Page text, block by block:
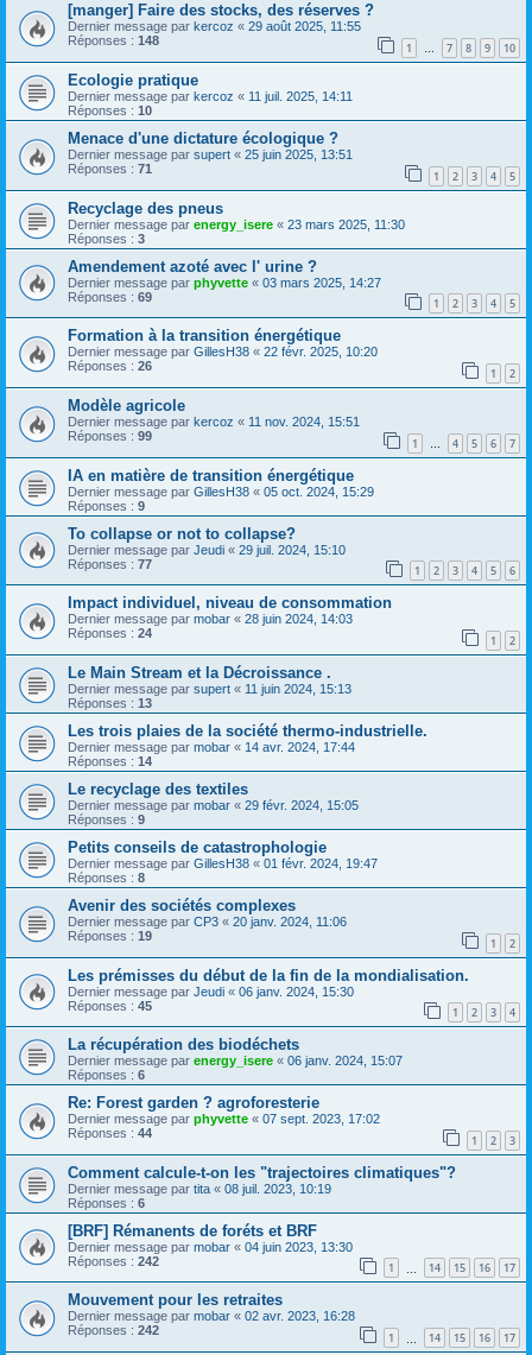
[manger] Faire des stocks, des réserves ?
Dernier message par kercoz « 29 août 2025, 11:55
Réponses : 148 1 … 7 8 9 10
Ecologie pratique
Dernier message par kercoz « 11 juil. 2025, 14:11
Réponses : 10
Menace d'une dictature écologique ?
Dernier message par supert « 25 juin 2025, 13:51
Réponses : 71 1 2 3 4 5
Recyclage des pneus
Dernier message par energy_isere « 23 mars 2025, 11:30
Réponses : 3
Amendement azoté avec l' urine ?
Dernier message par phyvette « 03 mars 2025, 14:27
Réponses : 69 1 2 3 4 5
Formation à la transition énergétique
Dernier message par GillesH38 « 22 févr. 2025, 10:20
Réponses : 26 1 2
Modèle agricole
Dernier message par kercoz « 11 nov. 2024, 15:51
Réponses : 99 1 … 4 5 6 7
IA en matière de transition énergétique
Dernier message par GillesH38 « 05 oct. 2024, 15:29
Réponses : 9
To collapse or not to collapse?
Dernier message par Jeudi « 29 juil. 2024, 15:10
Réponses : 77 1 2 3 4 5 6
Impact individuel, niveau de consommation
Dernier message par mobar « 28 juin 2024, 14:03
Réponses : 24 1 2
Le Main Stream et la Décroissance .
Dernier message par supert « 11 juin 2024, 15:13
Réponses : 13
Les trois plaies de la société thermo-industrielle.
Dernier message par mobar « 14 avr. 2024, 17:44
Réponses : 14
Le recyclage des textiles
Dernier message par mobar « 29 févr. 2024, 15:05
Réponses : 9
Petits conseils de catastrophologie
Dernier message par GillesH38 « 01 févr. 2024, 19:47
Réponses : 8
Avenir des sociétés complexes
Dernier message par CP3 « 20 janv. 2024, 11:06
Réponses : 19 1 2
Les prémisses du début de la fin de la mondialisation.
Dernier message par Jeudi « 06 janv. 2024, 15:30
Réponses : 45 1 2 3 4
La récupération des biodéchets
Dernier message par energy_isere « 06 janv. 2024, 15:07
Réponses : 6
Re: Forest garden ? agroforesterie
Dernier message par phyvette « 07 sept. 2023, 17:02
Réponses : 44 1 2 3
Comment calcule-t-on les "trajectoires climatiques"?
Dernier message par tita « 08 juil. 2023, 10:19
Réponses : 6
[BRF] Rémanents de foréts et BRF
Dernier message par mobar « 04 juin 2023, 13:30
Réponses : 242 1 14 15 16 17
Mouvement pour les retraites
Dernier message par mobar « 02 avr. 2023, 16:28
Réponses : 242 1 14 15 16 17